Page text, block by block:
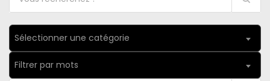
Sélectionner une catégorie
Filtrer par mots